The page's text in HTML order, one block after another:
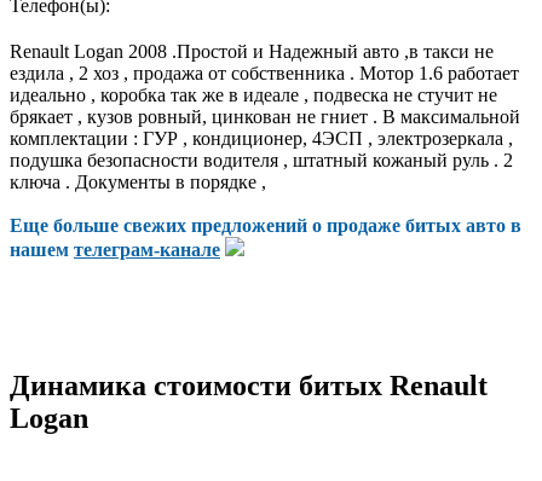
Телефон(ы):
Renault Logan 2008 .Простой и Надежный авто ,в такси не
ездила , 2 хоз , продажа от собственника . Мотор 1.6 работает
идеально , коробка так же в идеале , подвеска не стучит не
брякает , кузов ровный, цинкован не гниет . В максимальной
комплектации : ГУР , кондиционер, 4ЭСП , электрозеркала ,
подушка безопасности водителя , штатный кожаный руль . 2
ключа . Документы в порядке ,
Еще больше свежих предложений о продаже битых авто в
нашем телеграм-канале
Динамика стоимости битых Renault
Logan